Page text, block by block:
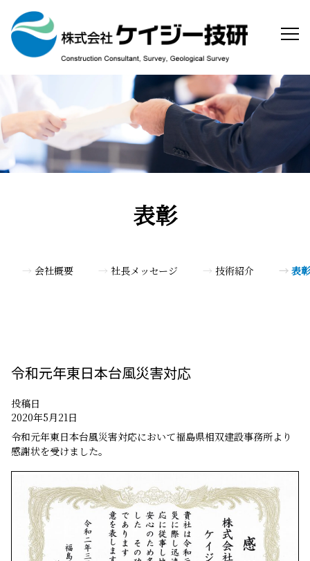
表彰
会社概要 社長メッセージ 技術紹介 表彰
令和元年東日本台風災害対応
投稿日
2020年5月21日
令和元年東日本台風災害対応において福島県相双建設事務所より
感謝状を受けました。